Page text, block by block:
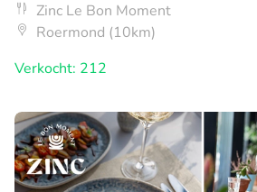
Zinc Le Bon Moment
Roermond (10km)
Verkocht: 212